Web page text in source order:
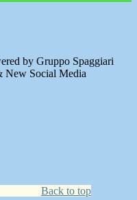
by Gruppo Spaggiari
New Social Media
Back to top